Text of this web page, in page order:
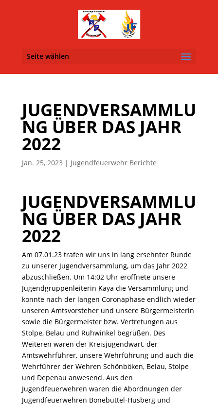
Seite wählen
JUGENDVERSAMMLU
NG ÜBER DAS JAHR
2022
Jan. 25, 2023 | Jugendfeuerwehr Berichte
JUGENDVERSAMMLU
NG ÜBER DAS JAHR
2022
Am 07.01.23 trafen wir uns in lang ersehnter Runde
zu unserer Jugendversammlung, um das Jahr 2022
abzuschließen. Um 14:02 Uhr eröffnete unsere
Jugendgruppenleiterin Kaya die Versammlung und
konnte nach der langen Coronaphase endlich wieder
unseren Amtsvorsteher und unsere Bürgermeisterin
sowie die Bürgermeister bzw. Vertretungen aus
Stolpe, Belau und Ruhwinkel begrüßen. Des
Weiteren waren der Kreisjugendwart, der
Amtswehrführer, unsere Wehrführung und auch die
Wehrführer der Wehren Schönböken, Belau, Stolpe
und Depenau anwesend. Aus den
Jugendfeuerwehren waren die Abordnungen der
Jugendfeuerwehren Bönebüttel-Husberg und